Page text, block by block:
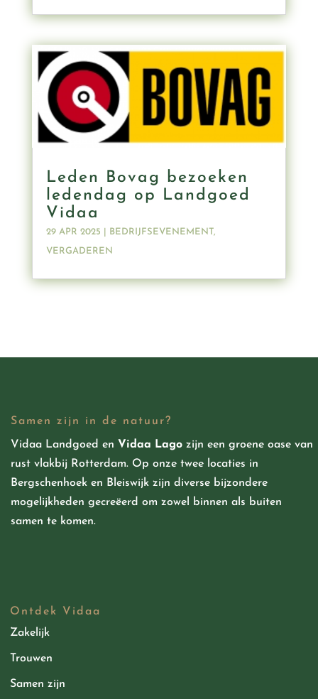
Leden Bovag bezoeken
ledendag op Landgoed
Vidaa
29 APR 2025 BEDRIJFSEVENEMENT,
VERGADEREN
Samen zijn in de natuur?
Vidaa Landgoed en Vidaa Lago zijn een groene oase van
rust vlakbij Rotterdam. Op onze twee locaties in
Bergschenhoek en Bleiswijk zijn diverse bijzondere
mogelijkhedengecreëerd om zowel binnen als buiten
samen te komen.
Ontdek Vidaa
Zakelijk
Trouwen
Samen zijn